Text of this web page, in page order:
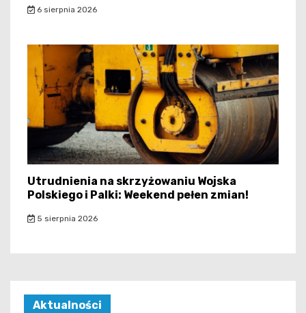
6 sierpnia 2026
Utrudnienia na skrzyżowaniu Wojska
Polskiego i Palki: Weekend pełen zmian!
5 sierpnia 2026
Aktualności